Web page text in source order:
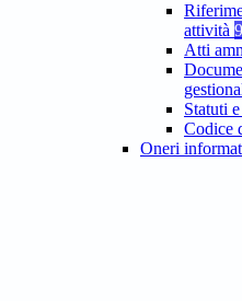
attività 9
Atti
Statuti
Codice
Oneri